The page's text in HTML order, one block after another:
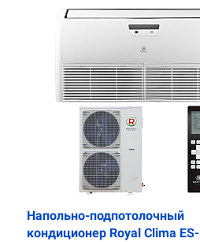
Напольно-подпотолочный
кондиционер Royal Clima ES-